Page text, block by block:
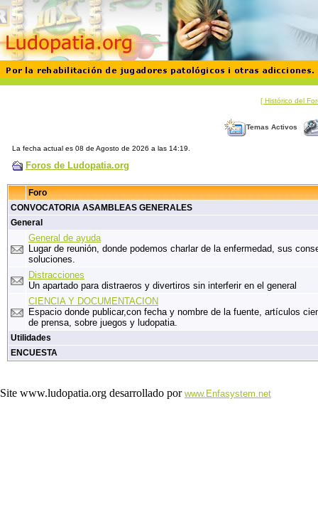
[ Histórico del
Temas Activos
La fecha actual es 08 de Agosto de 2026 a las 14:19.
Foros de Ludopatia.org
Foro
CONVOCATORIA ASAMBLEAS GENERALES
General
General de ayuda
Lugar de reunión, donde podemos charlar de la enfermedad, sus
soluciones.
Distracciones
Un apartado para distraeros y divertiros sin interferir en el general
CIENCIA Y DOCUMENTACION
Espacio donde publicar,con fecha y nombre de la fuente, artículos
de prensa, sobre juegos y ludopatia.
Utilidades
ENCUESTA
Site www.ludopatia.org desarrollado por www.Enfasystem.net